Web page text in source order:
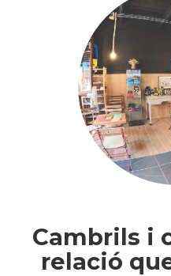
Cambrils i
relació